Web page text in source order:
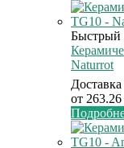
Быстрый
Naturrot
от